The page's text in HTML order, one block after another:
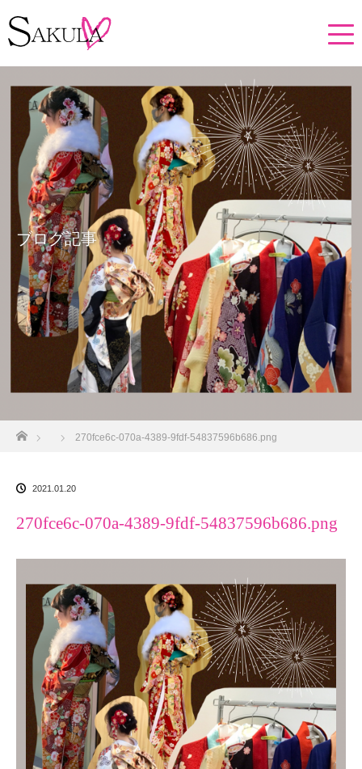
ブログ記事
270fce6c-070a-4389-9fdf-54837596b686.png
2021.01.20
270fce6c-070a-4389-9fdf-54837596b686.png